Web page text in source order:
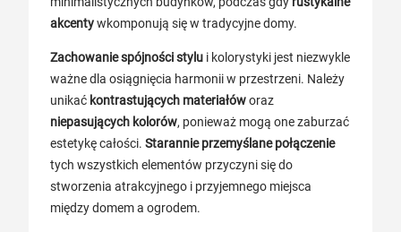
akcentywkomponują się w tradycyjne domy.
Zachowanie spójności stylu i kolorystyki jest niezwykle
ważne dla osiągnięcia harmonii w przestrzeni. Należy
unikać kontrastujących materiałóworaz
niepasujących kolorów, ponieważ mogą one zaburzać
estetykę całości. Starannie przemyślane połączenie
tych wszystkich elementów przyczyni się do
stworzenia atrakcyjnego i przyjemnego miejsca
między domem a ogrodem.